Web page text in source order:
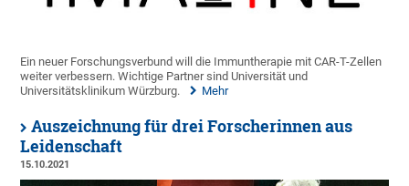
Ein neuer Forschungsverbund will die Immuntherapie mit CAR-T-Zellen
weiter verbessern. Wichtige Partner sind Universität und
Universitätsklinikum Würzburg.
Mehr
Auszeichnung für drei Forscherinnen aus
Leidenschaft
15.10.2021